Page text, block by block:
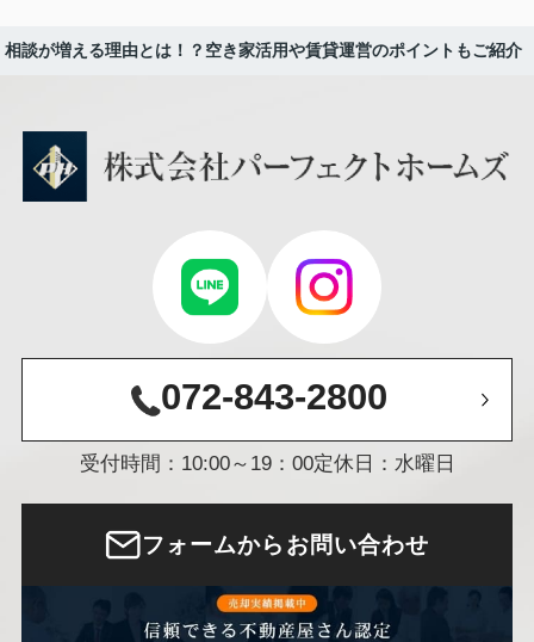
談が増える理由とは！？空き家活用や賃貸運営のポイントもご紹介
072-843-2800
受付時間：10:00～19：00定休日：水曜日
フォームからお問い合わせ